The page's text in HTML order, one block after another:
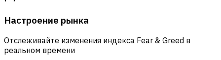
Настроение рынка
Отслеживайте изменения индекса Fear & Greed в
реальном времени